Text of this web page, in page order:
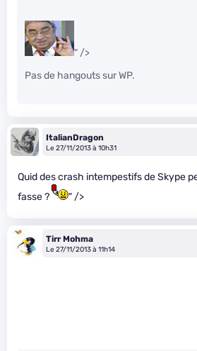
" />
Pas de hangouts sur WP.
ItalianDragon
Le 27/11/2013 à 10h31
Quid des crash intempestifs de Skype
fasse ?
" />
Tirr Mohma
Le 27/11/2013 à 11h14